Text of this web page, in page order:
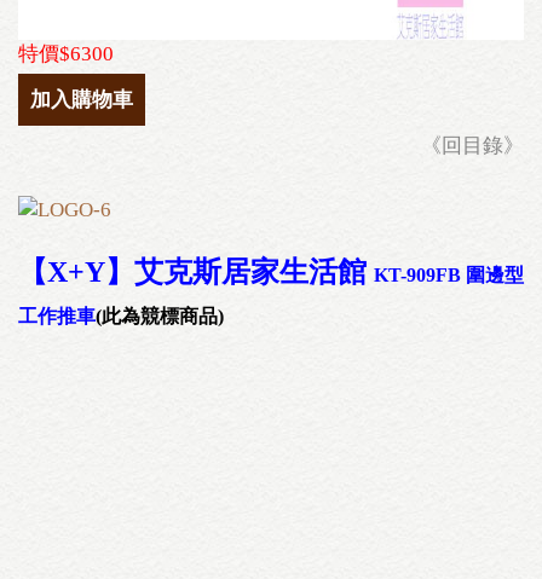
特價$6300
加入購物車
《回目錄》
【X+Y】艾克斯居家生活館 KT-909FB 圍邊型
工作推車(此為競標商品)